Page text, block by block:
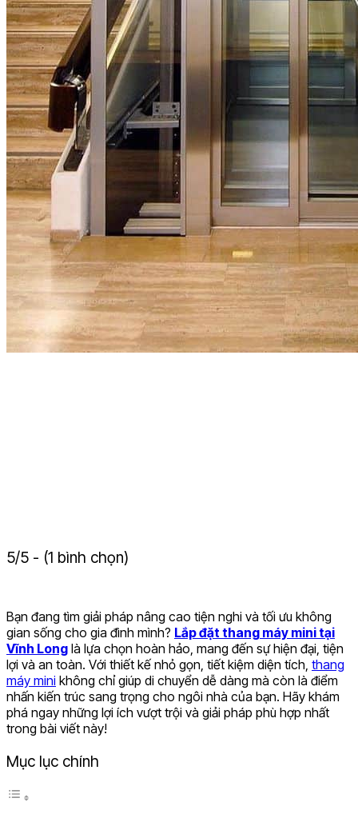
5/5 - (1 bình chọn)
Bạn đang tìm giải pháp nâng cao tiện nghi và tối ưu không
gian sống cho gia đình mình? Lắp đặt thang máy mini tại
Vĩnh Long là lựa chọn hoàn hảo, mang đến sự hiện đại, tiện
lợi và an toàn. Với thiết kế nhỏ gọn, tiết kiệm diện tích, thang
máy mini không chỉ giúp di chuyển dễ dàng mà còn là điểm
nhấn kiến trúc sang trọng cho ngôi nhà của bạn. Hãy khám
phá ngay những lợi ích vượt trội và giải pháp phù hợp nhất
trong bài viết này!
Mục lục chính